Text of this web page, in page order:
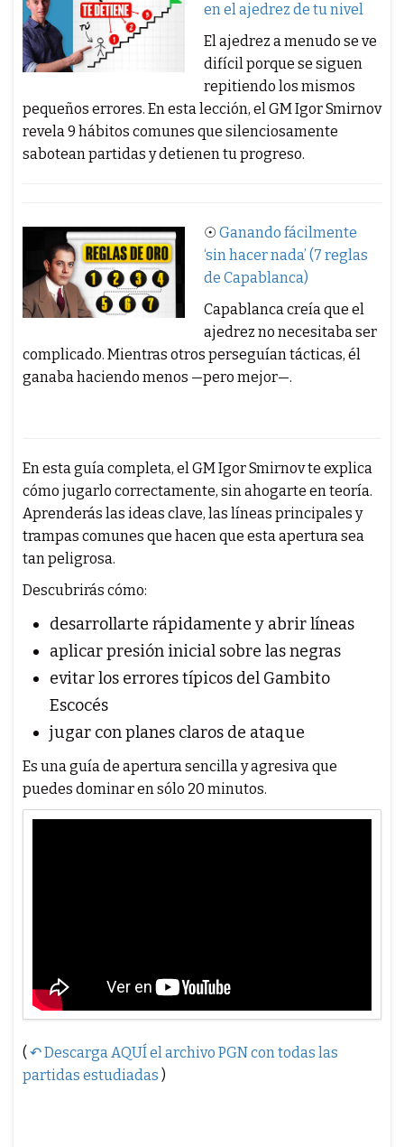
en el ajedrez de tu nivel
El ajedrez a menudo se ve
difícil porque se siguen
repitiendo los mismos
pequeños errores. En esta lección, el GM Igor Smirnov
revela 9 hábitos comunes que silenciosamente
sabotean partidas y detienen tu progreso.
☉ Ganando fácilmente
‘sin hacer nada’ (7 reglas
de Capablanca)
Capablanca creía que el
ajedrez no necesitaba ser
complicado. Mientras otros perseguían tácticas, él
ganaba haciendo menos —pero mejor—.
En esta guía completa, el GM Igor Smirnov te explica
cómo jugarlo correctamente, sin ahogarte en teoría.
Aprenderás las ideas clave, las líneas principales y
trampas comunes que hacen que esta apertura sea
tan peligrosa.
Descubrirás cómo:
desarrollarte rápidamente y abrir líneas
aplicar presión inicial sobre las negras
evitar los errores típicos del Gambito
Escocés
jugar con planes claros de ataque
Es una guía de apertura sencilla y agresiva que
puedes dominar en sólo 20 minutos.
( ↶ Descarga AQUÍ el archivo PGN con todas las
partidas estudiadas )